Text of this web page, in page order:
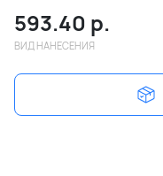
593.40 р.
ВИД НАНЕСЕНИЯ